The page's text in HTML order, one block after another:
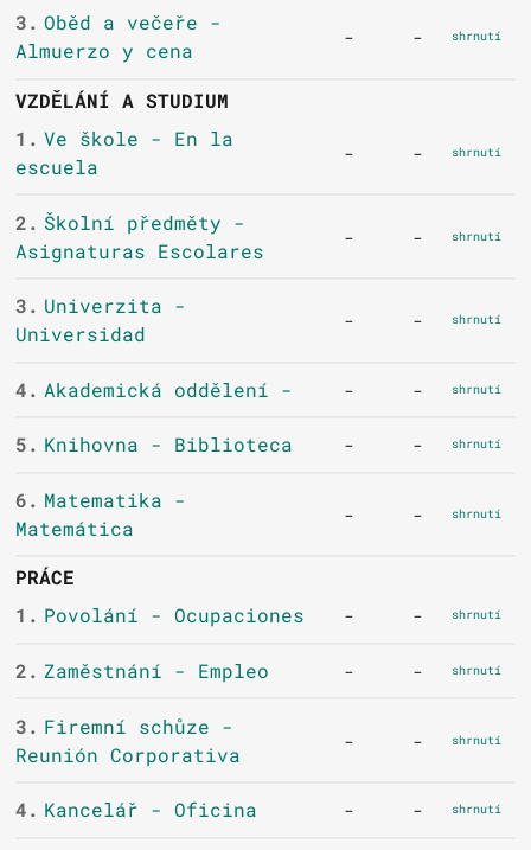
3. Oběd a večeře -
Almuerzo y cena
- - shrnutí
VZDĚLÁNÍ A STUDIUM
1. Ve škole - En la
escuela
- - shrnutí
2. Školní předměty -
Asignaturas Escolares
- - shrnutí
3. Univerzita -
Universidad
- - shrnutí
4. Akademická oddělení - - - shrnutí
5. Knihovna - Biblioteca - - shrnutí
6. Matematika -
Matemática
- - shrnutí
PRÁCE
1. Povolání - Ocupaciones - - shrnutí
2. Zaměstnání - Empleo - - shrnutí
3. Firemní schůze -
Reunión Corporativa
- - shrnutí
4. Kancelář - Oficina - - shrnutí